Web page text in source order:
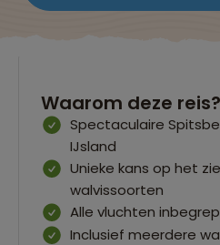
Waarom deze reis?
Spectaculaire
IJsland
Unieke kans op het
walvissoorten
Alle vluchten
Inclusief meerdere